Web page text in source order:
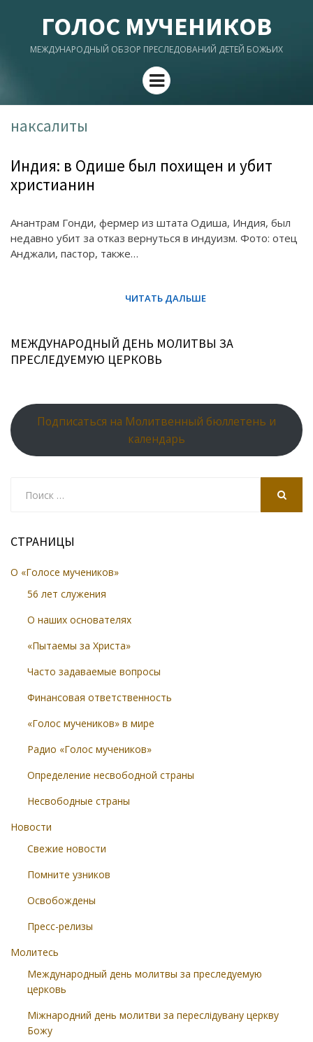
ГОЛОС МУЧЕНИКОВ
МЕЖДУНАРОДНЫЙ ОБЗОР ПРЕСЛЕДОВАНИЙ ДЕТЕЙ БОЖЬИХ
Menu
наксалиты
Индия: в Одише был похищен и убит
христианин
Анантрам Гонди, фермер из штата Одиша, Индия, был
недавно убит за отказ вернуться в индуизм. Фото: отец
Анджали, пастор, также…
МЕЖДУНАРОДНЫЙ ДЕНЬ МОЛИТВЫ ЗА
ПРЕСЛЕДУЕМУЮ ЦЕРКОВЬ
Подписаться на Молитвенный бюллетень и
календарь
СТРАНИЦЫ
О «Голосе мучеников»
56 лет служения
О наших основателях
«Пытаемы за Христа»
Часто задаваемые вопросы
Финансовая ответственность
«Голос мучеников» в мире
Радио «Голос мучеников»
Определение несвободной страны
Несвободные страны
Новости
Свежие новости
Помните узников
Освобождены
Пресс-релизы
Молитесь
Международный день молитвы за преследуемую
церковь
Міжнародний день молитви за переслідувану церкву
Божу